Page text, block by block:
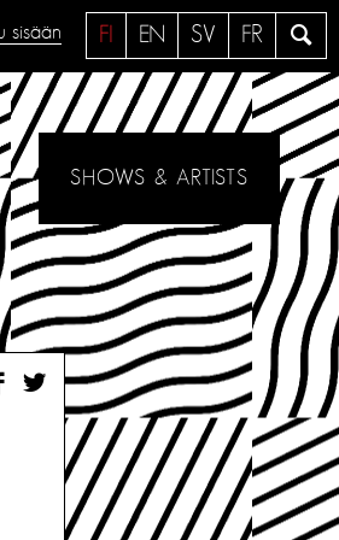
a
e
FI EN SV FR
sisään
SHOWS & ARTISTS
F
W